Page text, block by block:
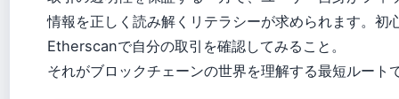
情報を正しく読み解くリテラシーが求められます。初
Etherscanで自分の取引を確認してみること。
それがブロックチェーンの世界を理解する最短ルート